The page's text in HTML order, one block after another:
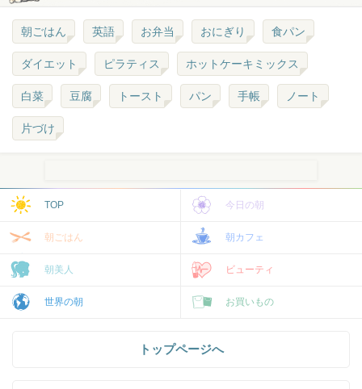
朝ごはん 英語 お弁当 おにぎり 食パン
ダイエット ピラティス ホットケーキミックス
白菜 豆腐 トースト パン 手帳 ノート
片づけ
TOP 今日の朝
朝ごはん 朝カフェ
朝美人 ビューティ
世界の朝 お買いもの
トップページへ